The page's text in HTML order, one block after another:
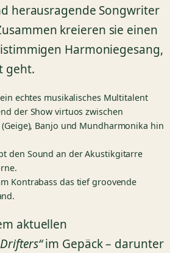
herausragende Songwriter
kreieren sie einen
Harmoniegesang,
geht.
echtes musikalisches Multitalent
der Show virtuos zwischen
Banjo und Mundharmonika hin
den Sound an der Akustikgitarre
Kontrabass das tief groovende
aktuellen
im Gepäck – darunter